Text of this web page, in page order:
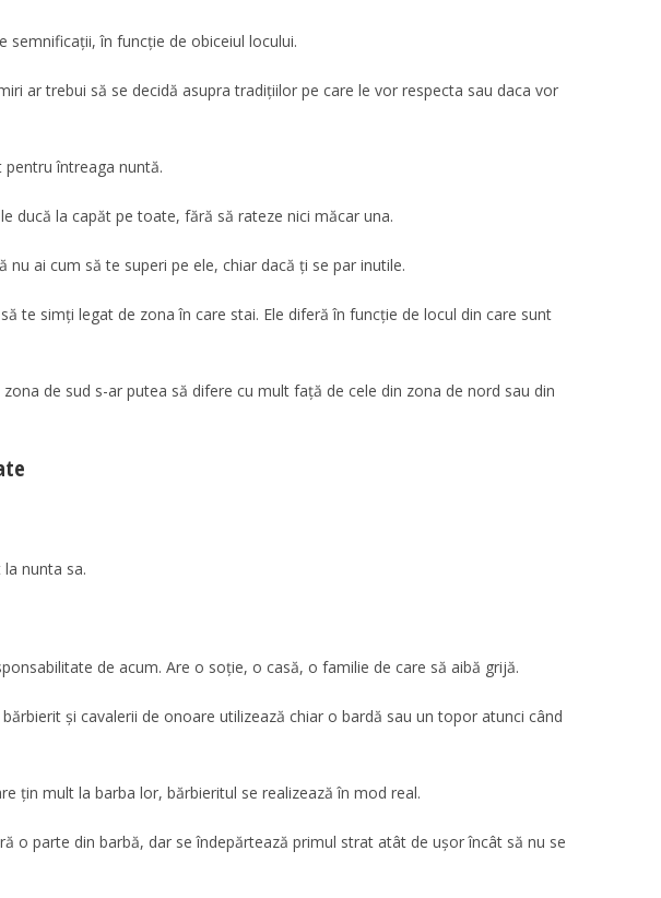
semnificaţii, în funcţie de obiceiul locului.
ar trebui să se decidă asupra tradiţiilor pe care le vor respecta sau daca vor
întreaga nuntă.
ducă la capăt pe toate, fără să rateze nici măcar una.
ai cum să te superi pe ele, chiar dacă ți se par inutile.
te simți legat de zona în care stai. Ele diferă în funcție de locul din care sunt
zona de sud s-ar putea să difere cu mult față de cele din zona de nord sau din
nunta sa.
de acum. Are o soție, o casă, o familie de care să aibă grijă.
și cavalerii de onoare utilizează chiar o bardă sau un topor atunci când
țin mult la barba lor, bărbieritul se realizează în mod real.
o parte din barbă, dar se îndepărtează primul strat atât de ușor încât să nu se